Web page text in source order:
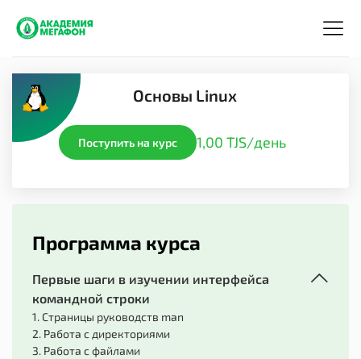
Основы Linux
1,00 TJS/день
Поступить на курс
Программа курса
Первые шаги в изучении интерфейса
командной строки
1. Страницы руководств man
2. Работа с директориями
3. Работа с файлами